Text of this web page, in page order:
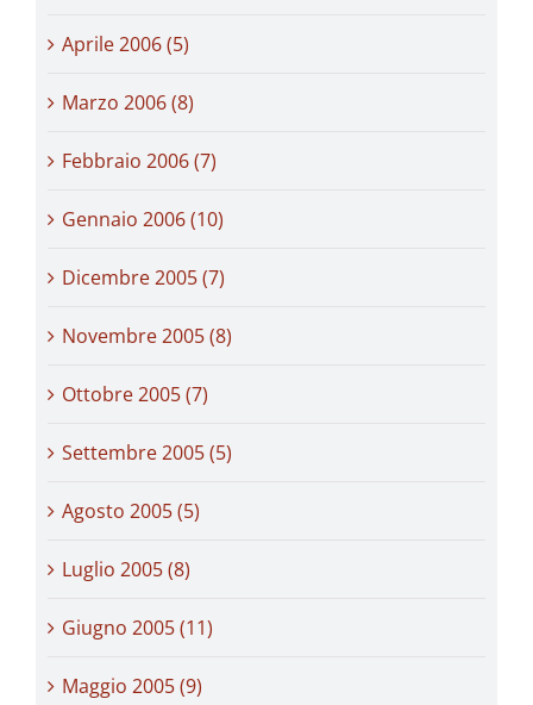
Aprile 2006 (5)
Marzo 2006 (8)
Febbraio 2006 (7)
Gennaio 2006 (10)
Dicembre 2005 (7)
Novembre 2005 (8)
Ottobre 2005 (7)
Settembre 2005 (5)
Agosto 2005 (5)
Luglio 2005 (8)
Giugno 2005 (11)
Maggio 2005 (9)